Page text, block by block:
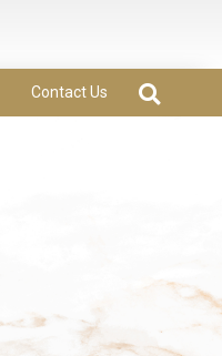
Contact Us